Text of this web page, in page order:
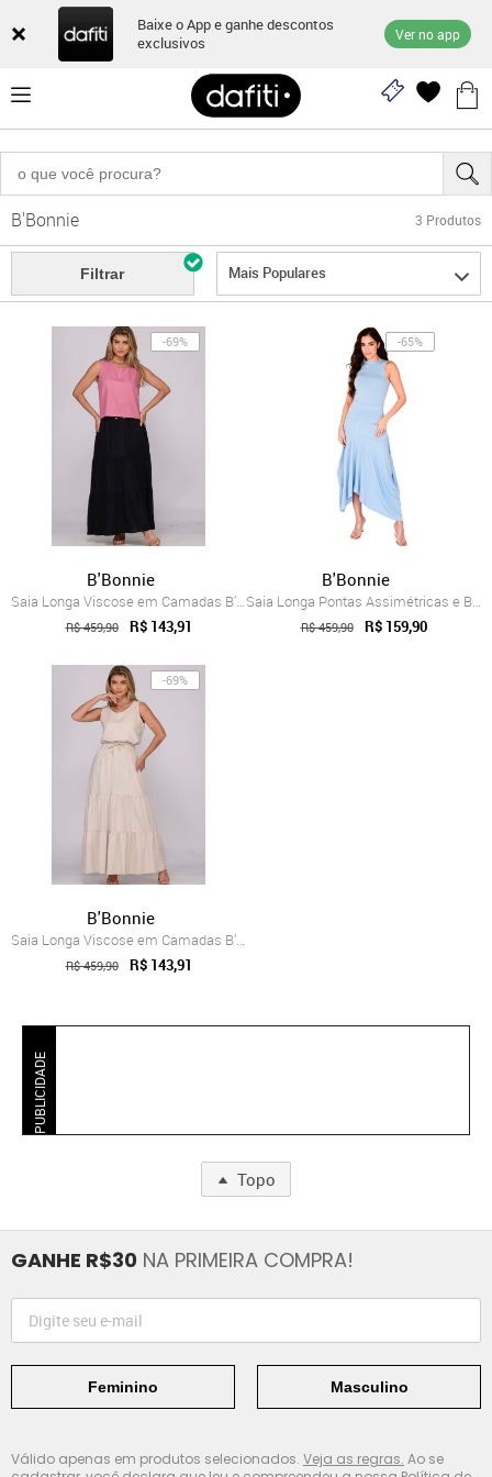
Baixe o App e ganhe descontos
exclusivos
Ver no app
B'Bonnie 3 Produtos
Filtrar Mais Populares
-69%
B'Bonnie
Saia Longa Viscose em Camadas B’Bonnie L...
R$ 459,90 R$ 143,91
-65%
B'Bonnie
Saia Longa Pontas Assimétricas e Bolsos ...
R$ 459,90 R$ 159,90
-69%
B'Bonnie
Saia Longa Viscose em Camadas B’Bonnie L...
R$ 459,90 R$ 143,91
PUBLICIDADE
Topo
GANHE R$30 NA PRIMEIRA COMPRA!
Feminino Masculino
Válido apenas em produtos selecionados. Veja as regras. Ao se